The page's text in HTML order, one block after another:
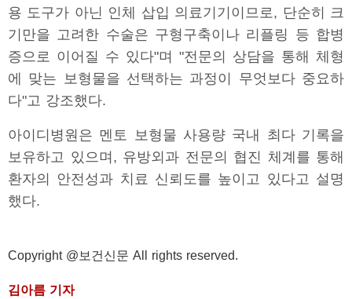
용 도구가 아닌 인체 삽입 의료기기이므로, 단순히 크
기만을 고려한 수술은 구형구축이나 리플링 등 합병
증으로 이어질 수 있다"며 "전문의 상담을 통해 체형
에 맞는 보형물을 선택하는 과정이 무엇보다 중요하
다"고 강조했다.
아이디병원은 멘토 보형물 사용량 국내 최다 기록을
보유하고 있으며, 유방외과 전문의 협진 체계를 통해
환자의 안전성과 치료 신뢰도를 높이고 있다고 설명
했다.
Copyright @보건신문 All rights reserved.
김아름 기자